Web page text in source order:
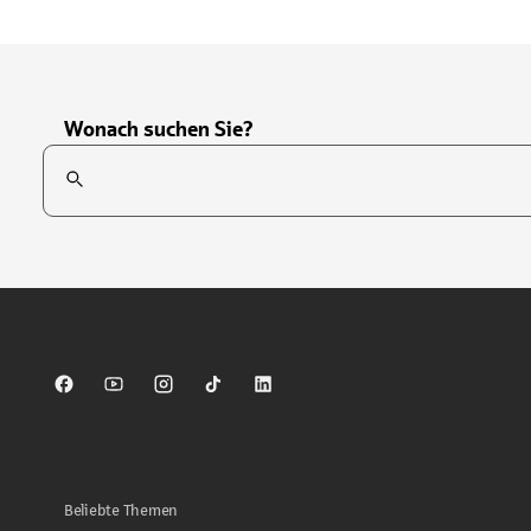
Wonach suchen Sie?
Suchfeld
Sparkasse auf Facebook
Sparkasse auf Youtube
Sparkasse auf Instagram
Sparkasse auf TikTok
Sparkasse auf LinkedIn
Beliebte Themen